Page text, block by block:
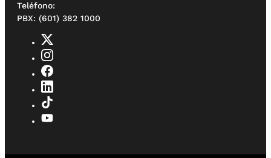
Teléfono:
PBX: (601) 382 1000